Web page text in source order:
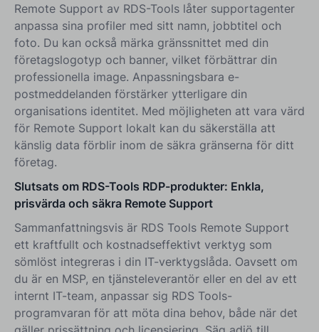
Remote Support av RDS-Tools låter supportagenter
anpassa sina profiler med sitt namn, jobbtitel och
foto. Du kan också märka gränssnittet med din
företagslogotyp och banner, vilket förbättrar din
professionella image. Anpassningsbara e-
postmeddelanden förstärker ytterligare din
organisations identitet. Med möjligheten att vara värd
för Remote Support lokalt kan du säkerställa att
känslig data förblir inom de säkra gränserna för ditt
företag.
Slutsats om RDS-Tools RDP-produkter: Enkla,
prisvärda och säkra Remote Support
Sammanfattningsvis är RDS Tools Remote Support
ett kraftfullt och kostnadseffektivt verktyg som
sömlöst integreras i din IT-verktygslåda. Oavsett om
du är en MSP, en tjänsteleverantör eller en del av ett
internt IT-team, anpassar sig RDS Tools-
programvaran för att möta dina behov, både när det